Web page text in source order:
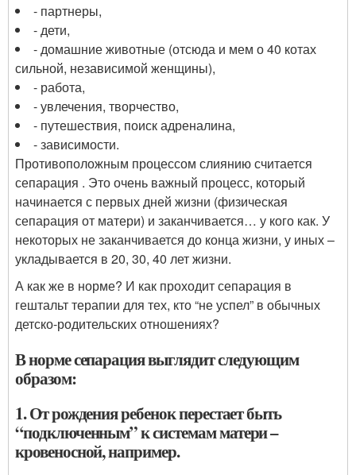
- партнеры,
- дети,
- домашние животные (отсюда и мем о 40 котах
сильной, независимой женщины),
- работа,
- увлечения, творчество,
- путешествия, поиск адреналина,
- зависимости.
Противоположным процессом слиянию считается
сепарация . Это очень важный процесс, который
начинается с первых дней жизни (физическая
сепарация от матери) и заканчивается… у кого как. У
некоторых не заканчивается до конца жизни, у иных –
укладывается в 20, 30, 40 лет жизни.
А как же в норме? И как проходит сепарация в
гештальт терапии для тех, кто “не успел” в обычных
детско-родительских отношениях?
В норме сепарация выглядит следующим
образом:
1. От рождения ребенок перестает быть
“подключенным” к системам матери –
кровеносной, например.